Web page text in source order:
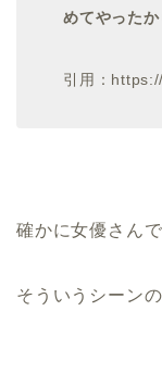
めてやった
引用：
確かに女優さんで
そういうシーン